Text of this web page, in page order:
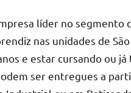
líder no
nas unidades de
e estar cursando ou já
ser entregues a